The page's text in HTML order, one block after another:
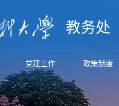
教务处
党建工作 政策制度